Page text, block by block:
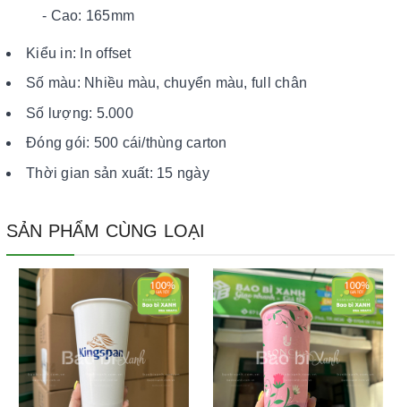
- Cao: 165mm
Kiểu in: In offset
Số màu: Nhiều màu, chuyển màu, full chân
Số lượng: 5.000
Đóng gói: 500 cái/thùng carton
Thời gian sản xuất: 15 ngày
SẢN PHẨM CÙNG LOẠI